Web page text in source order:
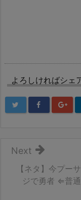
よろしければシェ
【ネタ】今プー
ジで勇者 ⇐普
Next